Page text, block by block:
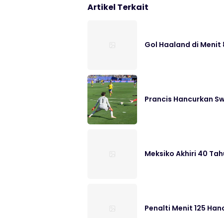
Artikel Terkait
Gol Haaland di Menit
Prancis Hancurkan
Meksiko Akhiri 40
Penalti Menit 125